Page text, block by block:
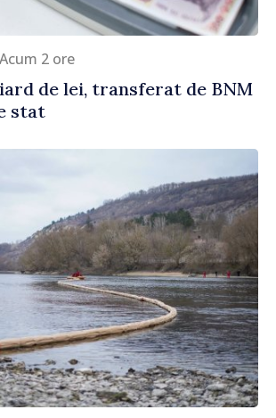
/ Acum 2 ore
de lei, transferat de BNM
stat